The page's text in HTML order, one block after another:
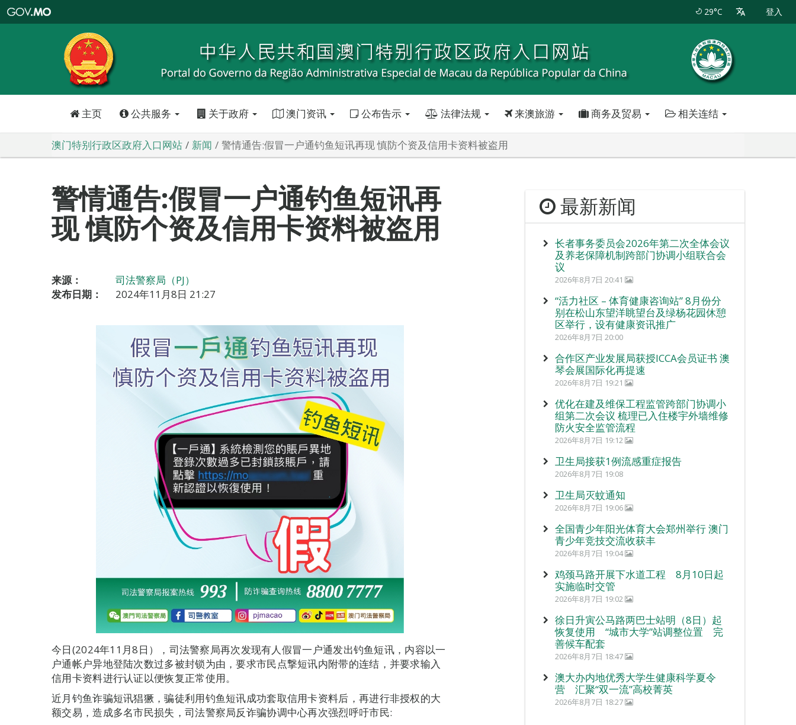
特
政
区
政
口
29°C 登入
主页 公共服务 关于政府 澳门资讯 公布告示 法律法规 来澳旅游 商务及贸易 相关连结
澳门特别行政区政府入口网站 新闻 警情通告:假冒一户通钓鱼短讯再现 慎防个资及信用卡资料被盗用
警情通告:假冒一户通钓鱼短讯再
现 慎防个资及信用卡资料被盗用
来源：
司法警察局（PJ）
发布日期：
2024年11月8日 21:27
今日(2024年11月8日），司法警察局再次发现有人假冒一户通发出钓鱼短讯，内容以一
户通帐户异地登陆次数过多被封锁为由，要求市民点撃短讯内附带的连结，并要求输入
信用卡资料进行认证以便恢复正常使用。
近月钓鱼诈骗短讯猖獗，骗徒利用钓鱼短讯成功套取信用卡资料后，再进行非授权的大
额交易，造成多名市民损失，司法警察局反诈骗协调中心再次强烈呼吁市民:
最新新闻
长者事务委员会2026年第二次全体会议
及养老保障机制跨部门协调小组联合会
议
2026年8月7日 20:41
“活力社区 – 体育健康咨询站” 8月份分
别在松山东望洋眺望台及绿杨花园休憩
区举行，设有健康资讯推广
2026年8月7日 20:00
合作区产业发展局获授ICCA会员证书 澳
琴会展国际化再提速
2026年8月7日 19:21
优化在建及维保工程监管跨部门协调小
组第二次会议 梳理已入住楼宇外墙维修
防火安全监管流程
2026年8月7日 19:12
卫生局接获1例流感重症报告
2026年8月7日 19:08
卫生局灭蚊通知
2026年8月7日 19:06
全国青少年阳光体育大会郑州举行 澳门
青少年竞技交流收获丰
2026年8月7日 19:04
鸡颈马路开展下水道工程 8月10日起
实施临时交管
2026年8月7日 19:02
徐日升寅公马路两巴士站明（8日）起
恢复使用 “城市大学”站调整位置 完
善候车配套
2026年8月7日 18:47
澳大办内地优秀大学生健康科学夏令
营 汇聚“双一流”高校菁英
2026年8月7日 18:27